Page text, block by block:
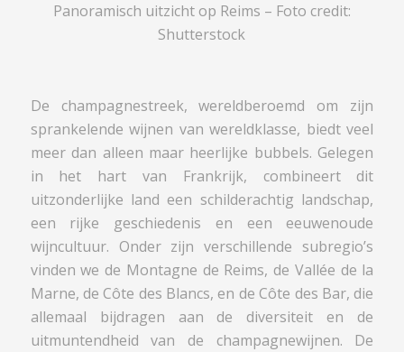
Panoramisch uitzicht op Reims – Foto credit:
Shutterstock
De champagnestreek, wereldberoemd om zijn
sprankelende wijnen van wereldklasse, biedt veel
meer dan alleen maar heerlijke bubbels. Gelegen
in het hart van Frankrijk, combineert dit
uitzonderlijke land een schilderachtig landschap,
een rijke geschiedenis en een eeuwenoude
wijncultuur. Onder zijn verschillende subregio’s
vinden we de Montagne de Reims, de Vallée de la
Marne, de Côte des Blancs, en de Côte des Bar, die
allemaal bijdragen aan de diversiteit en de
uitmuntendheid van de champagnewijnen. De